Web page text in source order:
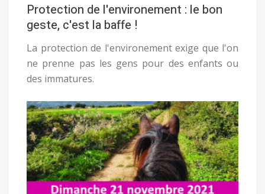
Protection de l'environement : le bon
geste, c'est la baffe !
La protection de l'environement exige que l'on
ne prenne pas les gens pour des enfants ou
des immatures.